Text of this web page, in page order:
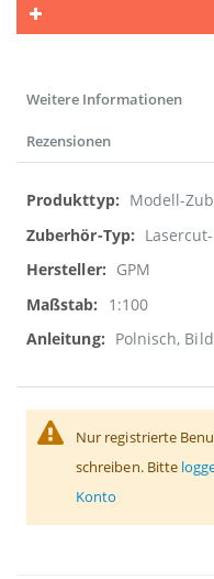
Weitere Informationen
Rezensionen
Weitere
Informationen
Modell-
GPM
1:100
Polnisch,
Nur registrierte
schreiben. Bitte
Konto